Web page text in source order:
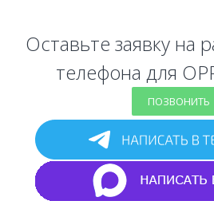
Оставьте заявку на
телефона для
ПОЗВОНИТЬ